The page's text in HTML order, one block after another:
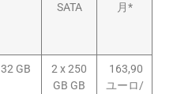
SATA
月*
32 GB
2 x 250
GB GB
163,90
ユーロ/